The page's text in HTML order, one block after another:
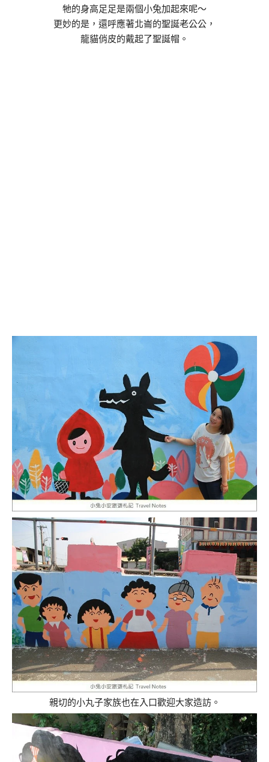
牠的身高足足是兩個小兔加起來呢～
更妙的是，還呼應著北崙的聖誕老公公，
龍貓俏皮的戴起了聖誕帽。
親切的小丸子家族也在入口歡迎大家造訪。